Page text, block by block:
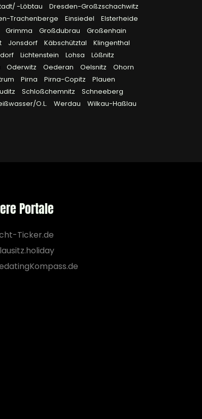
-Löbtau
Dresden-Großzschachwitz
Trachenberge Einsiedel
Elsterheide
Grimma Großdubrau
Großenhain
Jonsdorf Käbschütztal
Klingenthal
Lichtenstein Lohsa
Lößnitz
Oderwitz Oederan Oelsnitz
Ohorn
Pirna Pirna-Copitz
Plauen
Schloßchemnitz
Schneeberg
O.L. Werdau
Wilkau-Haßlau
Portale
Ticker.de